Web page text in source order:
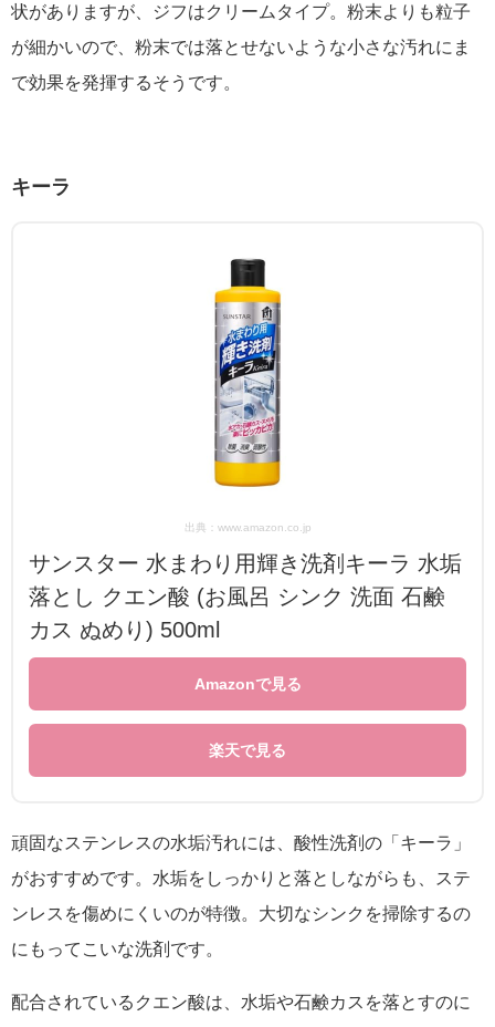
状がありますが、ジフはクリームタイプ。粉末よりも粒子
が細かいので、粉末では落とせないような小さな汚れにま
で効果を発揮するそうです。
キーラ
出典：www.amazon.co.jp
サンスター 水まわり用輝き洗剤キーラ 水垢
落とし クエン酸 (お風呂 シンク 洗面 石鹸
カス ぬめり) 500ml
Amazonで見る
楽天で見る
頑固なステンレスの水垢汚れには、酸性洗剤の「キーラ」
がおすすめです。水垢をしっかりと落としながらも、ステ
ンレスを傷めにくいのが特徴。大切なシンクを掃除するの
にもってこいな洗剤です。
配合されているクエン酸は、水垢や石鹸カスを落とすのに